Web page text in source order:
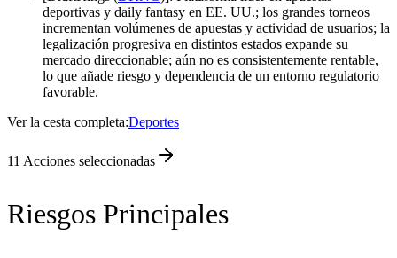
deportivas y daily fantasy en EE. UU.; los grandes torneos
incrementan volúmenes de apuestas y actividad de usuarios; la
legalización progresiva en distintos estados expande su
mercado direccionable; aún no es consistentemente rentable,
lo que añade riesgo y dependencia de un entorno regulatorio
favorable.
Ver la cesta completa:Deportes
11 Acciones seleccionadas
Riesgos Principales